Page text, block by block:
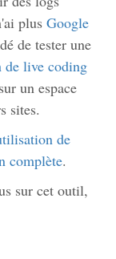
plus Google
de tester une
de live coding
sur un espace
sites.
de
complète.
sur cet outil,